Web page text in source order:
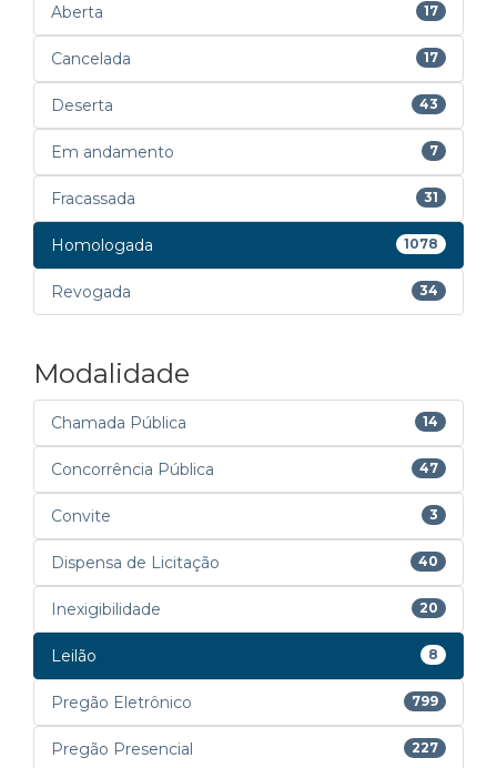
Aberta 17
Cancelada 17
Deserta 43
Em andamento 7
Fracassada 31
Homologada 1078
Revogada 34
Modalidade
Chamada Pública 14
Concorrência Pública 47
Convite 3
Dispensa de Licitação 40
Inexigibilidade 20
Leilão 8
Pregão Eletrônico 799
Pregão Presencial 227